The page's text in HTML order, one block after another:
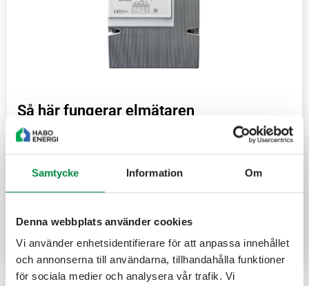
Samtycke Information Om
Denna webbplats använder cookies
Vi använder enhetsidentifierare för att anpassa innehållet
och annonserna till användarna, tillhandahålla funktioner
för sociala medier och analysera vår trafik. Vi
Så här fungerar elmätaren
Här kan du läsa om din elmätare. Vi är ansvariga för att
mäta hur mycket el du använder och meddela din
elhandlare.
Om din elmätare